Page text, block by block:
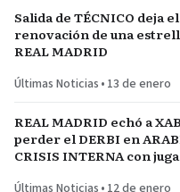
Salida de TÉCNICO deja
renovación de una
REAL MADRID
Últimas Noticias • 13 de enero
REAL MADRID echó a
perder el DERBI en
CRISIS INTERNA con
Últimas Noticias • 12 de enero